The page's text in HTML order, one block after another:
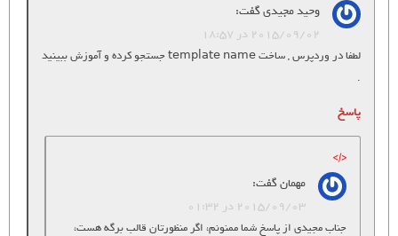
وحید مجیدیگفت:
2015/09/02 در 18:57
لطفا در وردپرس , ساخت template name جستجو کرده و آموزش ببینید
.
پاسخ
مهمانگفت:
2015/09/03 در 01:32
جناب مجیدی از پاسخ شما ممنونم، اگر منظورتان قالب برگه هست،